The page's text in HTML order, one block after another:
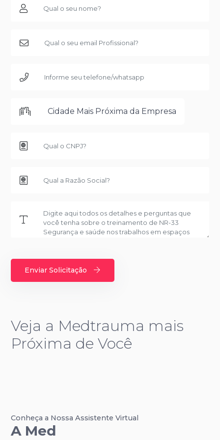
Enviar Solicitação
Veja a Medtrauma mais
Próxima de Você
Conheça a Nossa Assistente Virtual
A Med